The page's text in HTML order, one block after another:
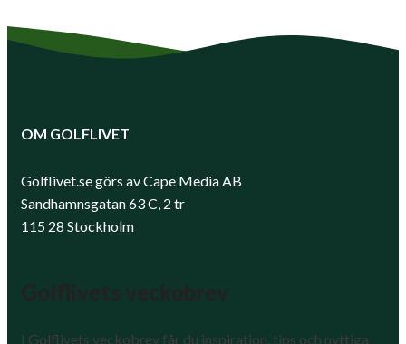
OM GOLFLIVET
Golflivet.se görs av Cape Media AB
Sandhamnsgatan 63 C, 2 tr
115 28 Stockholm
I Golflivets veckobrev får du inspiration, tips och nyttiga